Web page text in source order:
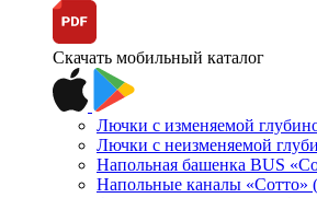
Скачать мобильный каталог
Лючки с изменяемой
Лючки с неизменяемой
Напольная башенка BUS
Напольные каналы «Сотто»